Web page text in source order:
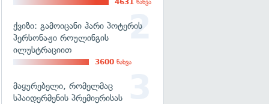
4631 ნახვა
ქვიზი: გამოიცანი ჰარი პოტერის
პერსონაჟი როულინგის
ილუსტრაციით
3600 ნახვა
მაყურებელი, რომელმაც
სპაიდერმენის პრემიერისას